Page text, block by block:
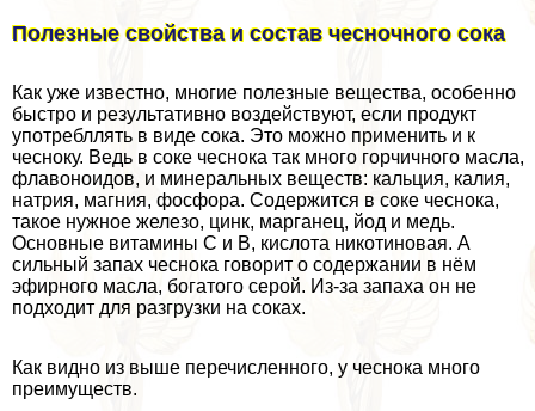
Полезные свойства и состав чесночного сока
Как уже известно, многие полезные вещества, особенно
быстро и результативно воздействуют, если продукт
употрeбллять в виде сока. Это можно применить и к
чесноку. Ведь в соке чеснока так много горчичного масла,
флавоноидов, и минеральных веществ: кальция, калия,
натрия, магния, фосфора. Содержится в соке чеснока,
такое нужное железо, цинк, марганец, йод и медь.
Основные витамины С и В, кислота никотиновая. А
сильный запах чеснока говорит о содержании в нём
эфирного масла, богатого серой. Из-за запаха он не
подходит для разгрузки на соках.
Как видно из выше перечисленного, у чеснока много
преимуществ.